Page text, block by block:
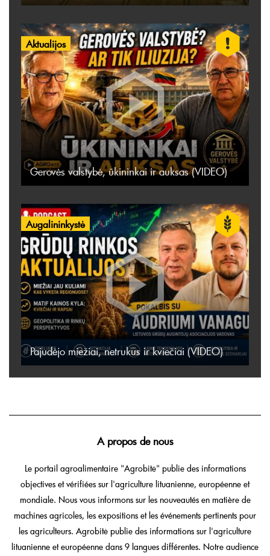
Aktualijos
Gerovės valstybė, ūkininkai ir auksas (VIDEO)
Augalininkystė
Pajudėjo miežiai, netrukus ir kviečiai (VIDEO)
A propos de nous
Le portail agroalimentaire "Agrobitė" publie des informations
objectives et vérifiées sur l'agriculture lituanienne, européenne et
mondiale. Nous vous informons sur les nouveautés en matière de
machines agricoles, les expositions et les événements pertinents pour
les agriculteurs. Agrobitė publie des informations sur l'agriculture
lituanienne et européenne dans 9 langues différentes. Notre audience